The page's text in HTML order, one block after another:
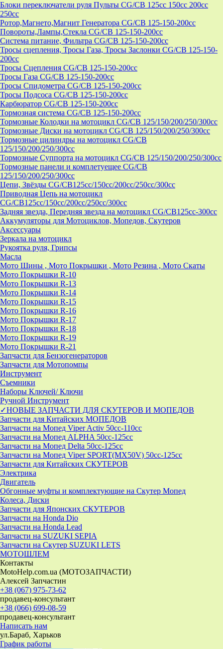
Блоки переключатели руля Пульты CG/CB 125cc 150cc 200cc
250cc
Ротор,Магнето,Магнит Генератора CG/CB 125-150-200cc
Повороты,Лампы,Стекла CG/CB 125-150-200cc
Система питание, Фильтра CG/CB 125-150-200cc
Тросы сцепления, Тросы Газа, Тросы Заслонки CG/CB 125-150-
200cc
Тросы Сцепления CG/CB 125-150-200cc
Тросы Газа CG/CB 125-150-200cc
Тросы Спидометра CG/CB 125-150-200cc
Тросы Подсоса CG/CB 125-150-200cc
Карбюратор CG/CB 125-150-200cc
Тормозная система CG/CB 125-150-200cc
Тормозные Колодки на мотоцикл CG/CB 125/150/200/250/300cc
Тормозные Диски на мотоцикл CG/CB 125/150/200/250/300cc
Тормозные цилиндры на мотоцикл CG/CB
125/150/200/250/300cc
Тормозные Суппорта на мотоцикл CG/CB 125/150/200/250/300cc
Тормозные панели и комплетуещее CG/CB
125/150/200/250/300cc
Цепи, Звёзды CG/CB125cc/150cc/200cc/250cc/300cc
Приводная Цепь на мотоцикл
CG/CB125cc/150cc/200cc/250cc/300cc
Задняя звезда, Передняя звезда на мотоцикл CG/CB125cc-300сс
Аккумуляторы для Мотоциклов, Мопедов, Скутеров
Аксессуары
Зеркала на мотоцикл
Рукоятка руля, Грипсы
Масла
Мото Шины , Мото Покрышки , Мото Резина , Мото Скаты
Мото Покрышки R-10
Мото Покрышки R-13
Мото Покрышки R-14
Мото Покрышки R-15
Мото Покрышки R-16
Мото Покрышки R-17
Мото Покрышки R-18
Мото Покрышки R-19
Мото Покрышки R-21
Запчасти для Бензогенераторов
Запчасти для Мотопомпы
Инструмент
Съемники
Наборы Ключей/ Ключи
Ручной Инструмент
✓НОВЫЕ ЗАПЧАСТИ ДЛЯ СКУТЕРОВ И МОПЕДОВ
Запчасти для Китайских МОПЕДОВ
Запчасти на Мопед Viper Activ 50cc-110cc
Запчасти на Мопед ALPHA 50cc-125cc
Запчасти на Мопед Delta 50cc-125cc
Запчасти на Мопед Viper SPORT(MX50V) 50cc-125cc
Запчасти для Китайских СКУТЕРОВ
Электрика
Двигатель
Обгонные муфты и комплектующие на Скутер Мопед
Колеса, Диски
Запчасти для Японских СКУТЕРОВ
Запчасти на Honda Dio
Запчасти на Honda Lead
Запчасти на SUZUKI SEPIA
Запчасти на Скутер SUZUKI LETS
МОТОШЛЕМ
Контакты
MotoHelp.com.ua (МОТОЗАПЧАСТИ)
Алексей Запчастин
+38 (067) 975-73-62
продавец-консультант
+38 (066) 699-08-59
продавец-консультант
Написать нам
ул.Бараб, Харьков
График работы